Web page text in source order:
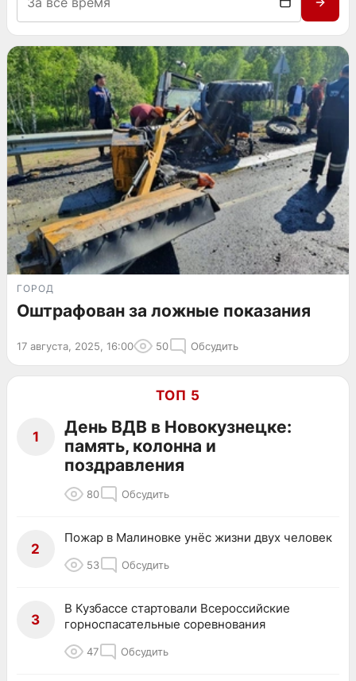
ГОРОД
Оштрафован за ложные показания
17 августа, 2025, 16:00 50 Обсудить
ТОП 5
1
День ВДВ в Новокузнецке:
память, колонна и
поздравления
80 Обсудить
2
Пожар в Малиновке унёс жизни двух человек
53 Обсудить
3
В Кузбассе стартовали Всероссийские
горноспасательные соревнования
47 Обсудить